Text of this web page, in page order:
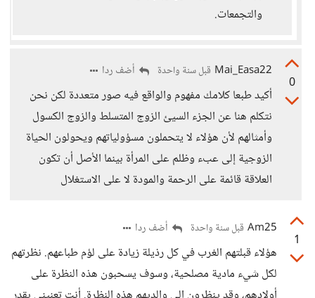
والتجمعات.
0
Mai_Easa22 قبل سنة واحدة أضف ردا
أكيد طبعا كلامك مفهوم والواقع فيه صور متعددة لكن نحن
نتكلم هنا عن الجزء السيئ الزوج المتسلط والزوج الكسول
وأمثالهم لأن هؤلاء لا يتحملون مسؤولياتهم ويحولون الحياة
الزوجية إلى عبء وظلم على المرأة بينما الأصل أن تكون
العلاقة قائمة على الرحمة والمودة لا على الاستغلال
1
Am25 قبل سنة واحدة أضف ردا
هؤلاء قبلتهم الغرب في كل رذيلة زيادة على لؤم طباعهم. نظرتهم
لكل شيء مادية مصلحية، وسوف يسحبون هذه النظرة على